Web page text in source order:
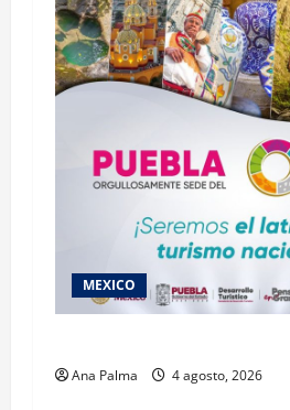
MEXICO
Ana Palma 4 agosto, 2026
Estados